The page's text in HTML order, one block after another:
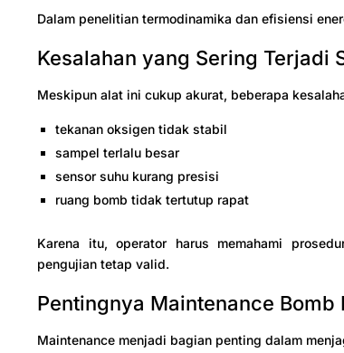
Dalam penelitian termodinamika dan efisiensi
Kesalahan yang Sering Terjadi
Meskipun alat ini cukup akurat, beberapa
tekanan oksigen tidak stabil
sampel terlalu besar
sensor suhu kurang presisi
ruang bomb tidak tertutup rapat
Karena itu, operator harus memahami
pengujian tetap valid.
Pentingnya Maintenance Bomb
Maintenance menjadi bagian penting dalam